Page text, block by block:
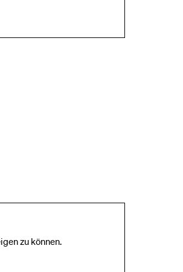
zu können.